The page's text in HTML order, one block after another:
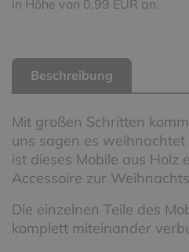
in Höhe von 0,99 EUR an.
Beschreibung
Mit großen Schritten
uns sagen es
ist dieses Mobile aus Holz
Accessoire zur
Die einzelnen Teile des
komplett miteinander